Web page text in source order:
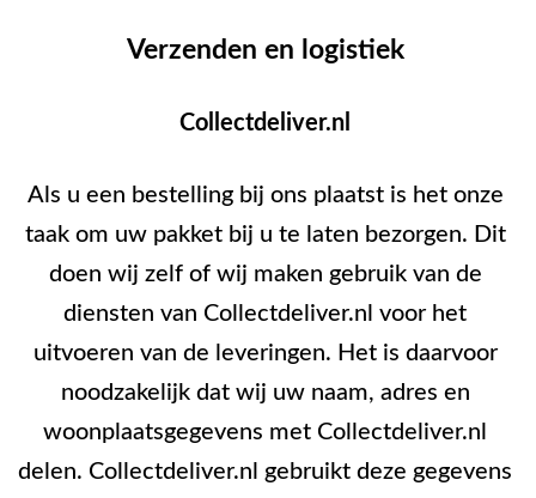
Verzenden en logistiek
Collectdeliver.nl
Als u een bestelling bij ons plaatst is het onze
taak om uw pakket bij u te laten bezorgen. Dit
doen wij zelf of wij maken gebruik van de
diensten van Collectdeliver.nl voor het
uitvoeren van de leveringen. Het is daarvoor
noodzakelijk dat wij uw naam, adres en
woonplaatsgegevens met Collectdeliver.nl
delen. Collectdeliver.nl gebruikt deze gegevens